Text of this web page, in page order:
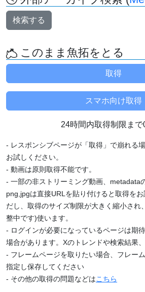
検索する
このまま魚拓をとる
24時間内取得制限まで
- レスポンシブページが「取得」で崩れる
お試しください。
- 動画は原則取得不能です。
- 一部の非ストリーミング動画、metadata
png,jpgは直接URLを貼り付けると取得を
だし、取得のサイズ制限が大きく縮小され
整中です)使います。
- ログインが必要になっているページは期
場合があります。Xのトレンドや検索結果
- フレームページを取りたい場合、フレー
指定し保存してください
- その他の取得の問題などはこちら